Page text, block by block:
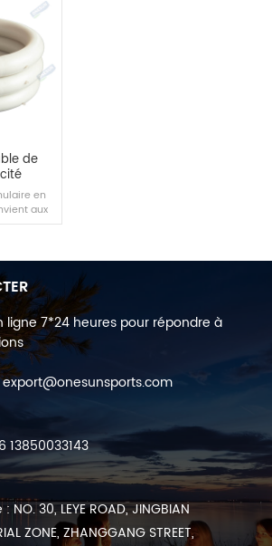
de
en
aux
ou
gonfler
ligne 7*24 heures pour répondre à
13850033143
NO. 30, LEYE ROAD, JINGBIAN
ZONE, ZHANGGANG STREET,